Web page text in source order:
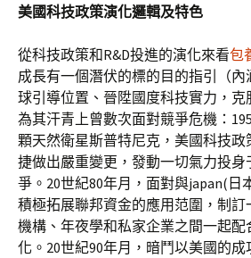
美國科技政策演化邏輯及特色
從科技政策和R&D投進的演化來看包
成長有一個潛伏的標的目的指引（
球引導位置、晉陞國度科技實力，克
為其汗青上曾數次面對競爭危機：
顆天然衛星斯普特尼克，美國科技
捷做出嚴重變更，發動一切氣力投身
爭。20世紀80年月，面對與japan(日
積極拓展聯邦資金的應用范圍，制訂
機構、年夜學和私家企業之間一起
化。20世紀90年月，暗鬥以美國的